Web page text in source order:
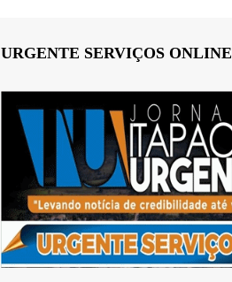
URGENTE SERVIÇOS ONLINE